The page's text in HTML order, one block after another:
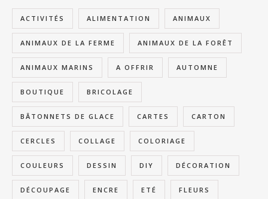
ACTIVITÉS ALIMENTATION ANIMAUX
ANIMAUX DE LA FERME ANIMAUX DE LA FORÊT
ANIMAUX MARINS A OFFRIR AUTOMNE
BOUTIQUE BRICOLAGE
BÂTONNETS DE GLACE CARTES CARTON
CERCLES COLLAGE COLORIAGE
COULEURS DESSIN DIY DÉCORATION
DÉCOUPAGE ENCRE ETÉ FLEURS